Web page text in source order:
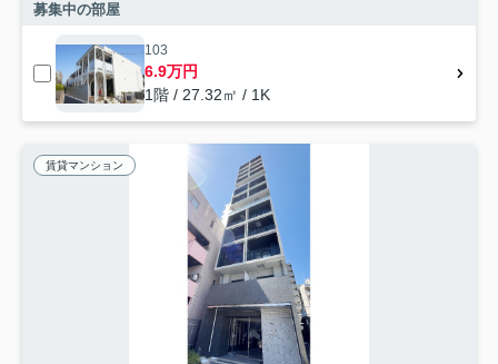
募集中の部屋
103
6.9万円
1階 / 27.32㎡ / 1K
賃貸マンション